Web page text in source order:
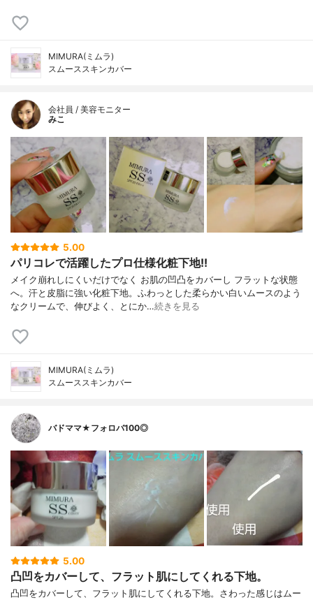
MIMURA(ミムラ)
スムーススキンカバー
会社員 / 美容モニター
みこ
5.00
パリコレで活躍したプロ仕様化粧下地!!
メイク崩れしにくいだけでなく お肌の凹凸をカバーし フラットな状態
へ。汗と皮脂に強い化粧下地。ふわっとした柔らかい白いムースのよう
なクリームで、伸びよく、とにか…続きを見る
MIMURA(ミムラ)
スムーススキンカバー
バドママ★フォロバ100◎
5.00
凸凹をカバーして、フラット肌にしてくれる下地。
凸凹をカバーして、フラット肌にしてくれる下地。さわった感じはムー